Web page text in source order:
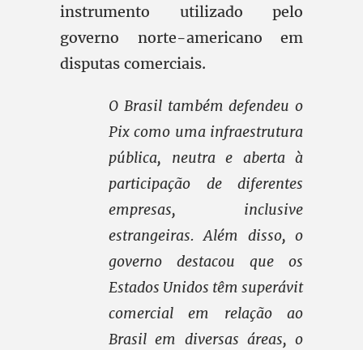
instrumento utilizado pelo
governo norte-americano em
disputas comerciais.
O Brasil também defendeu o
Pix como uma infraestrutura
pública, neutra e aberta à
participação de diferentes
empresas, inclusive
estrangeiras. Além disso, o
governo destacou que os
Estados Unidos têm superávit
comercial em relação ao
Brasil em diversas áreas, o